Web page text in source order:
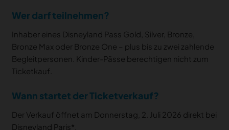
Wer darf teilnehmen?
Inhaber eines Disneyland Pass Gold, Silver, Bronze,
Bronze Max oder Bronze One – plus bis zu zwei zahlende
Begleitpersonen. Kinder-Pässe berechtigen nicht zum
Ticketkauf.
Wann startet der Ticketverkauf?
Der Verkauf öffnet am Donnerstag, 2. Juli 2026 direkt bei
Disneyland Paris